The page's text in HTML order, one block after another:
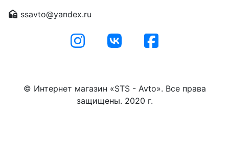
ssavto@yandex.ru
© Интернет магазин «STS - Avto». Все права
защищены. 2020 г.